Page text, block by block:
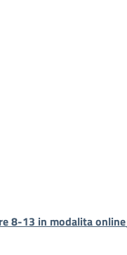
8-13 in modalita online_